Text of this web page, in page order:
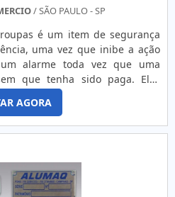
de alta qualidade;
e insumos testados e
de última geração. GARANTIA
na Tag Color tem o
de onde comprar etiqueta de
opções como etiquetas para
técnica.É conhecida por
serviços e segura, conquistas
qualidade onde são realizadas
certificados com ISO
performance de uma equipe de
/ SÃO PAULO - SP
é um item de segurança
uma vez que inibe a ação
alarme toda vez que uma
que tenha sido paga. Elas
Etiquetas adesivas, que são
acompanham o produto logo
Etiquetas rígidas que são feitas
necessitam ser retiradas após
AGORA